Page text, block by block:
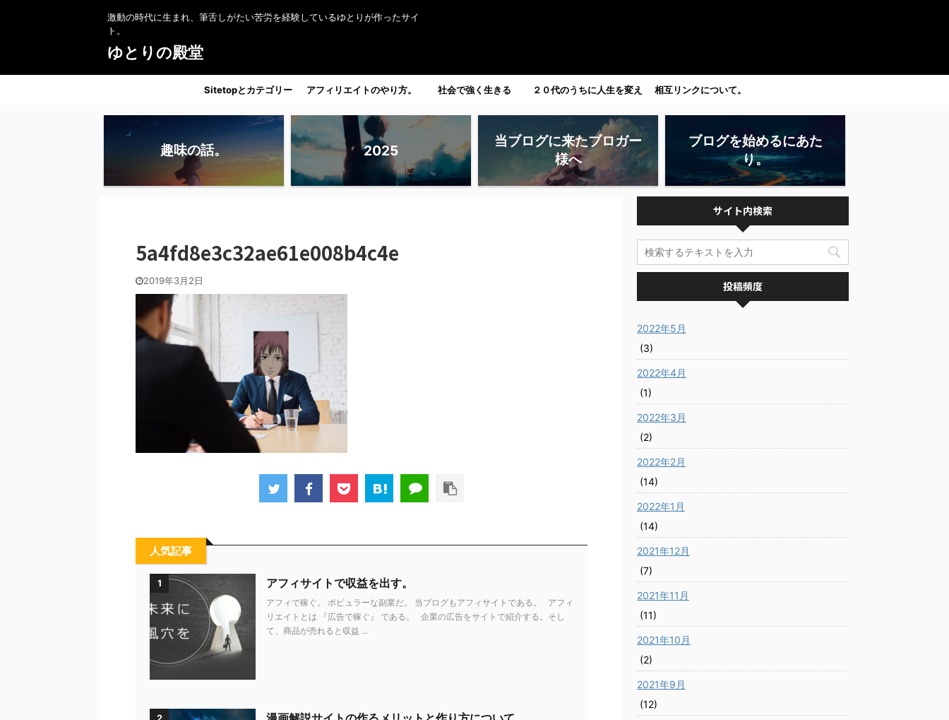
激動の時代に生まれ、筆舌しがたい苦労を経験しているゆとりが作ったサイ
ト。
ゆとりの殿堂
Sitetopとカテゴリー アフィリエイトのやり方。 社会で強く生きる ２０代のうちに人生を変え
たい人へ。
相互リンクについて。
趣味の話。 2025
当ブログに来たブロガー
様へ
ブログを始めるにあた
り。
5a4fd8e3c32ae61e008b4c4e
2019年3月2日
人気記事
1 アフィサイトで収益を出す。
アフィで稼ぐ。 ポピュラーな副業だ。 当ブログもアフィサイトである。 アフィ
リエイトとは 『広告で稼ぐ』 である。 企業の広告をサイトで紹介する。そし
て、商品が売れると収益 ...
サイト内検索
投稿頻度
2022年5月
(3)
2022年4月
(1)
2022年3月
(2)
2022年2月
(14)
2022年1月
(14)
2021年12月
(7)
2021年11月
(11)
2021年10月
(2)
2021年9月
(12)